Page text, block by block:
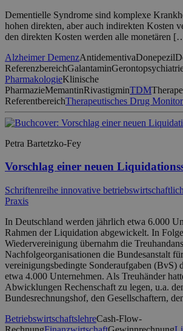
Dementielle Syndrome sind komplexe
hohen direkten, aber auch indirekten Kosten
den direkten Kosten werden alle monetären
Alzheimer DemenzAntidementivaDonepezil
ReferenzbereichGalantamin
PharmakologieKlinische
PharmazieMemantinRivastigminTDM
ReferentbereichTherapeutisches Drug
Petra Bartetzko-Fey
Vorschlag einer neuen
Schriftenreihe innovative
Praxis
In Deutschland werden jährlich etwa 6.000
Rahmen der Liquidation abgewickelt. In
Wiedervereinigung übernahm die
Nachfolgeorganisationen die Bundesanstalt für
vereinigungsbedingte Sonderaufgaben (BvS)
etwa 4.000 Unternehmen. Als Treuhänder
Abwicklungen Rechenschaft zu legen, u.a.
Bundesrechnungshof, den Gesellschaftern,
BetriebswirtschaftslehreCash-Flow-